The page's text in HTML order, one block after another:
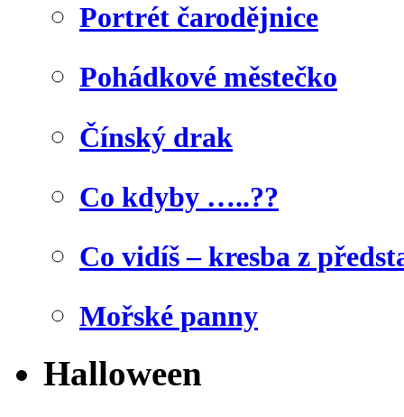
Portrét čarodějnice
Pohádkové městečko
Čínský drak
Co kdyby …..??
Co vidíš – kresba z
Mořské panny
Halloween